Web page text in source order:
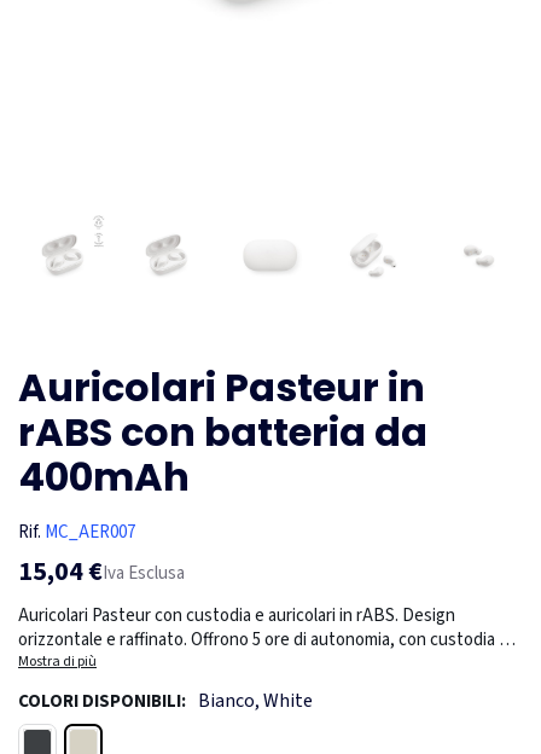
Auricolari Pasteur in
rABS con batteria da
400mAh
Rif. MC_AER007
15,04 €Iva Esclusa
Auricolari Pasteur con custodia e auricolari in rABS. Design
orizzontale e raffinato. Offrono 5 ore di autonomia, con custodia da
400mAh e porta USB-C. Ricarica in 2 ore. Microfono integrato per
chiamate in vivavoce. Confezionati singolarmente in scatola kraft.
Mostra di più
COLORI DISPONIBILI: Bianco, White